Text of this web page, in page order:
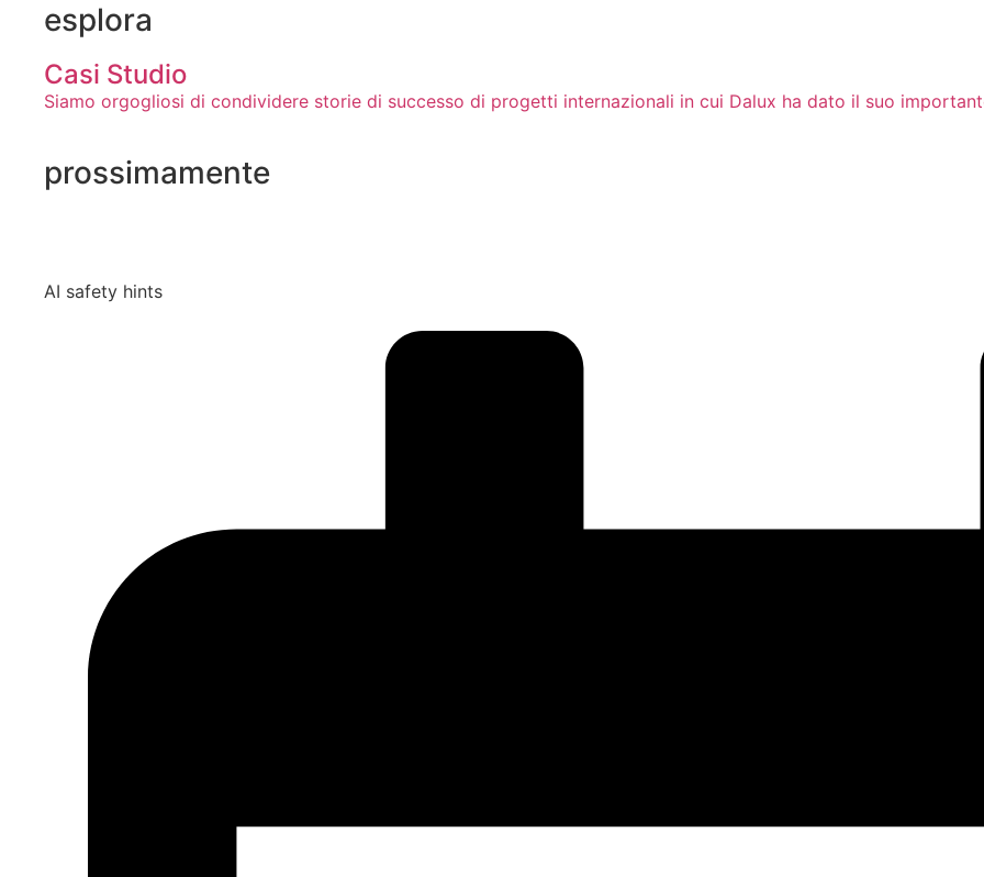
esplora
Casi Studio
Siamo orgogliosi di condividere storie di successo di progetti internazionali in cui Dalux ha dato il suo
prossimamente
AI safety hints